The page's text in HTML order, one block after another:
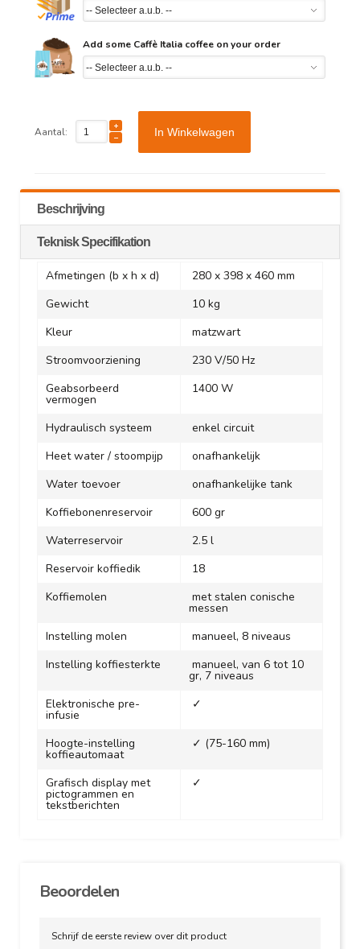
Add some Caffè Italia coffee on your order
Aantal: In Winkelwagen
Beschrijving
Teknisk Specifikation
Afmetingen (b x h x d)
280 x 398 x 460 mm
Gewicht
10 kg
Kleur
matzwart
Stroomvoorziening
230 V/50 Hz
Geabsorbeerd
vermogen
1400 W
Hydraulisch systeem
enkel circuit
Heet water / stoompijp
onafhankelijk
Water toevoer
onafhankelijke tank
Koffiebonenreservoir
600 gr
Waterreservoir
2.5 l
Reservoir koffiedik
18
Koffiemolen
met stalen conische
messen
Instelling molen
manueel, 8 niveaus
Instelling koffiesterkte
manueel, van 6 tot 10
gr, 7 niveaus
Elektronische pre-
infusie
✓
Hoogte-instelling
koffieautomaat
✓ (75-160 mm)
Grafisch display met
pictogrammen en
tekstberichten
✓
Beoordelen
Schrijf de eerste review over dit product